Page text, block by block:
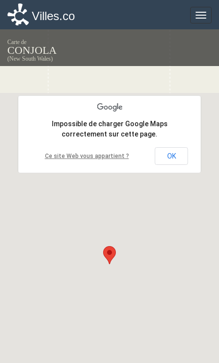
Toggle
Villes.co
Carte de
CONJOLA
(New South Wales)
Impossible de charger Google Maps
correctement sur cette page.
Ce site Web vous appartient ? OK
Impossible de charger Google Maps
correctement sur cette page.
Ce site Web vous appartient ? OK
Toggle
Villes.co